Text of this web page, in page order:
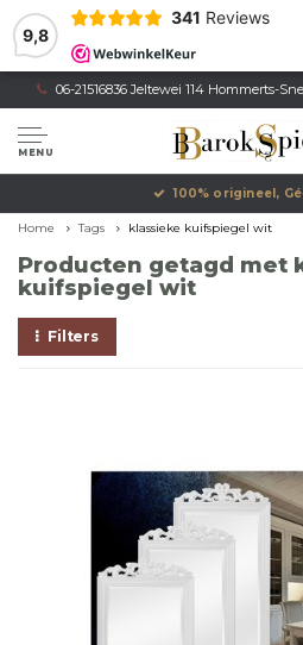
9,8
341 Reviews
06-21516836 Jeltewei 114 Hommerts-
MENU
100% origineel,
Home Tags klassieke kuifspiegel wit
Producten getagd met
kuifspiegel wit
Filters